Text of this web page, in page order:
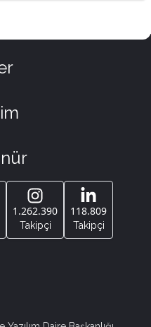
1.262.390
Takipçi
118.809
Takipçi